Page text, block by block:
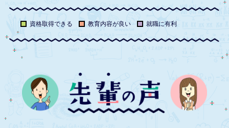
資格取得できる 教育内容が良い 就職に有利